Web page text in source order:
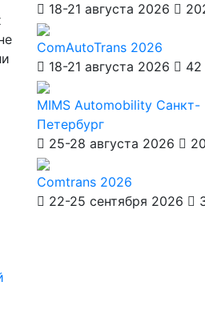
18-21 августа 2026
ComAutoTrans 2026
18-21 августа 2026
42
MIMS Automobility Санкт-
Петербург
25-28 августа 2026
Comtrans 2026
22-25 сентября 2026